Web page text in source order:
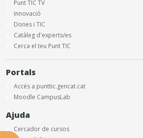
Punt TIC TV
Innovació
Dones i TIC
Catàleg d'experts/es
Cerca el teu Punt TIC
Portals
Accés a punttic.gencat.cat
Moodle CampusLab
Ajuda
Cercador de cursos